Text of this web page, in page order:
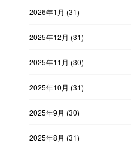
2026年1月 (31)
2025年12月 (31)
2025年11月 (30)
2025年10月 (31)
2025年9月 (30)
2025年8月 (31)